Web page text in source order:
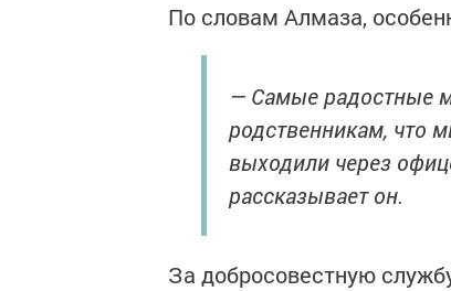
По словам Алмаза,
— Самые радостные
родственникам, что
выходили через
рассказывает он.
За добросовестную